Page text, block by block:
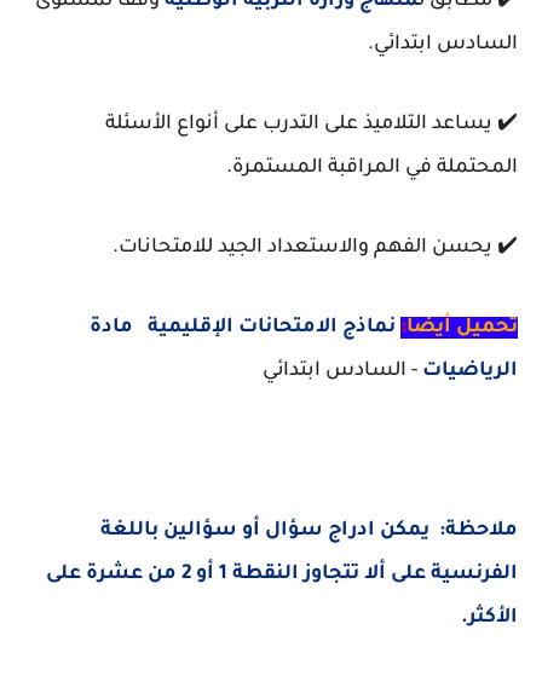
السادس ابتدائي.
✔️ يساعد التلاميذ على التدرب على أنواع الأسئلة
المحتملة في المراقبة المستمرة.
✔️ يحسن الفهم والاستعداد الجيد للامتحانات.
تحميل أيضا: نماذج الامتحانات الإقليمية مادة
الرياضيات - السادس ابتدائي
ملاحظة: يمكن ادراج سؤال أو سؤالين باللغة
الفرنسية على ألا تتجاوز النقطة 1 أو 2 من عشرة على
الأكثر.